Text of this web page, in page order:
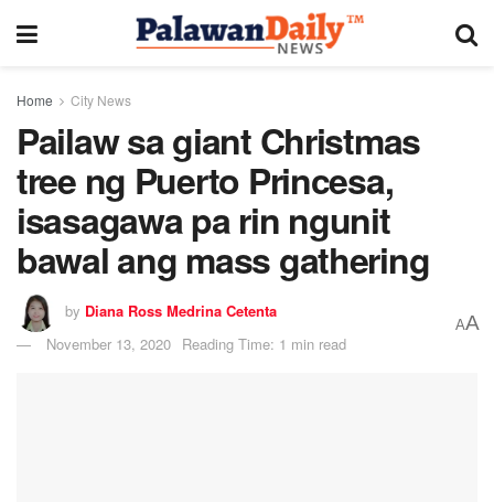
Home City News
Pailaw sa giant Christmas
tree ng Puerto Princesa,
isasagawa pa rin ngunit
bawal ang mass gathering
by Diana Ross Medrina Cetenta
November 13, 2020 Reading Time: 1 min read
AA